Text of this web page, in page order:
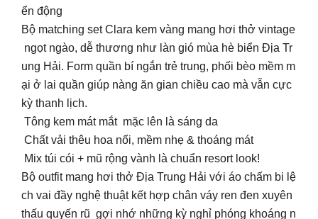
ển động
Bộ matching set Clara kem vàng mang hơi thở vintage
ngọt ngào, dễ thương như làn gió mùa hè biển Địa Tr
ung Hải. Form quần bí ngắn trẻ trung, phối bèo mềm m
ại ở lai quần giúp nàng ăn gian chiều cao mà vẫn cực
kỳ thanh lịch.
Tông kem mát mắt mặc lên là sáng da
Chất vải thêu hoa nổi, mềm nhẹ & thoáng mát
Mix túi cói + mũ rộng vành là chuẩn resort look!
Bộ outfit mang hơi thở Địa Trung Hải với áo chấm bi lệ
ch vai đầy nghệ thuật kết hợp chân váy ren đen xuyên
thấu quyến rũ gợi nhớ những kỳ nghỉ phóng khoáng n